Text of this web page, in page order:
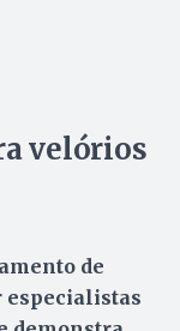
velórios
de
especialistas